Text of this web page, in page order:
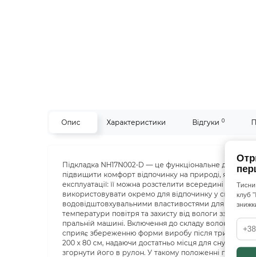
Опис Характеристики Відгуки 0
Підкладка NH17N002-D — це функціональне
підвищити комфорт відпочинку на природі, якою б
експлуатації: її можна розстелити всередині
використовувати окремо для відпочинку у спеку.
водовідштовхувальними властивостями для
температури повітря та захисту від вологи ззовні.
пральній машині. Включення до складу волокон
сприяє збереженню форми виробу після тривалої
200 х 80 см, надаючи достатньо місця для сну однієї
згорнути його в рулон. У такому положенні
клуб